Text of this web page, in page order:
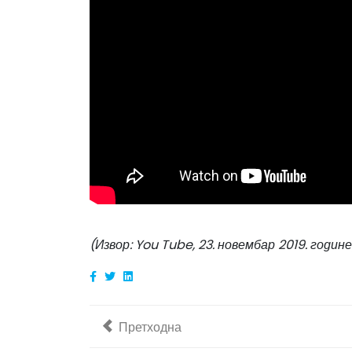
(Извор: You Tube, 23. новембар 2019.
Претходни чланак: Исекоше и дрво испред
Претходна